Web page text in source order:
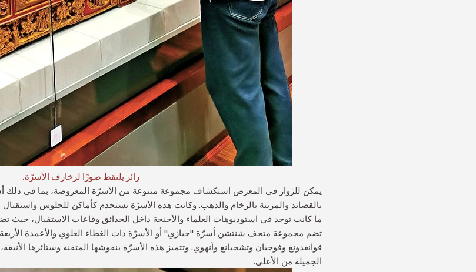
زائر يلتقط صورًا لزخارف الأسرّة.
يمكن للزوار في المعرض استكشاف مجموعة متنوعة من الأسرّة المعروضة، بما في ذلك
بالقصائد والمزينة بالرخام والذهب. وكانت هذه الأسرّة تستخدم كأماكن للجلوس واستقبال
ما كانت توجد في استوديوهات العلماء والأجنحة داخل الحدائق وقاعات الاستقبال، حيث
تضم مجموعة متحف شنتشن أسرّة "جيازي" أو الأسرّة ذات الغطاء العلوي والأعمدة
قوانغدونغ وفوجيان وتشجيانغ وآنهوي. وتتميز هذه الأسرّة بنقوشها المتقنة وستائرها
الجميلة من الأعلى.